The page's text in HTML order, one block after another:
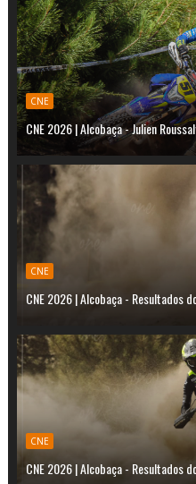
CNE
CNE 2026 | Alcobaça - Julien
CNE
CNE 2026 | Alcobaça - Resultados
CNE
CNE 2026 | Alcobaça - Resultados